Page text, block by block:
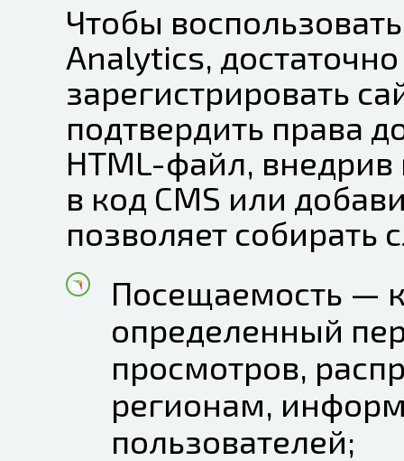
Чтобы
Analytics,
зарегистрировать
подтвердить права
HTML-файл,
в код CMS или
позволяет
Посещаемость —
определенный
просмотров,
регионам,
пользователей;